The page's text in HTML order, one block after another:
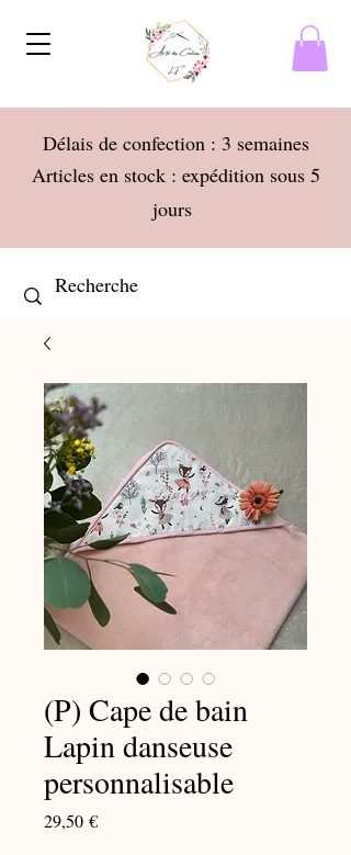
Délais de confection : 3 semaines
Articles en stock : expédition sous 5
jours
(P) Cape de bain
Lapin danseuse
personnalisable
29,50 €Prix